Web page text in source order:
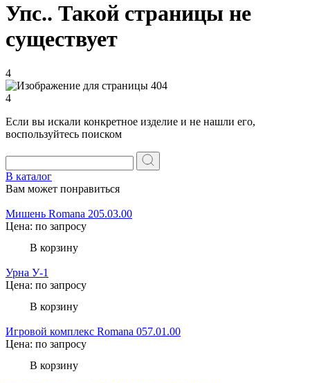
Упс.. Такой страницы не
существует
4
4
Если вы искали конкретное изделие и не нашли его,
воспользуйтесь поиском
В каталог
Вам может понравиться
Мишень Romana 205.03.00
Цена: по запросу
В корзину
Урна У-1
Цена: по запросу
В корзину
Игровой комплекс Romana 057.01.00
Цена: по запросу
В корзину